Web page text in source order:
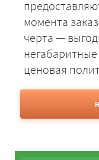
момента
черта —
негабаритные
ценовая